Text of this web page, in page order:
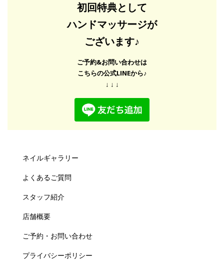
初回特典として
ハンドマッサージが
ございます♪
ご予約&お問い合わせは
こちらの公式LINEから♪
↓ ↓ ↓
ネイルギャラリー
よくあるご質問
スタッフ紹介
店舗概要
ご予約・お問い合わせ
プライバシーポリシー